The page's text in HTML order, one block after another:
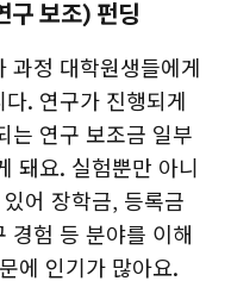
보조) 펀딩
과정 대학원생들에게
. 연구가 진행되게
는 연구 보조금 일부
돼요. 실험뿐만 아니
어 장학금, 등록금
경험 등 분야를 이해
에 인기가 많아요.